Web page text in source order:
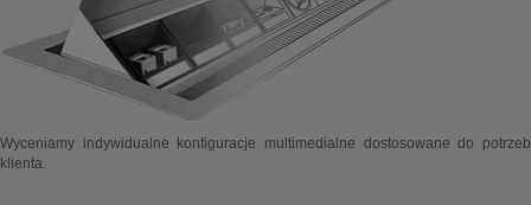
Wyceniamy indywidualne konfiguracje multimedialne dostosowane do potrzeb
klienta.